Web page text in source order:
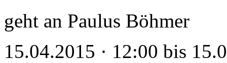
geht an Paulus Böhmer
15.04.2015 · 12:00 bis